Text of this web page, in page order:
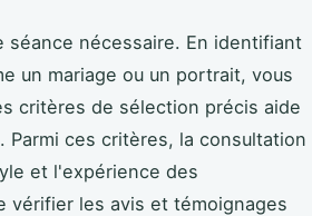
nécessaire. En identifiant
un mariage ou un portrait, vous
critères de sélection précis aide
ces critères, la consultation
et l'expérience des
vérifier les avis et témoignages